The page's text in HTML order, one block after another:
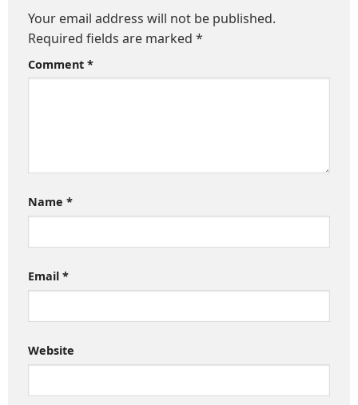
Your email address will not be published.
Required fields are marked *
Comment *
Name *
Email *
Website